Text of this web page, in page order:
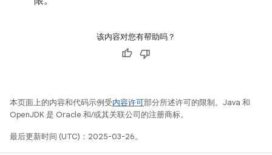
该内容对您有帮助吗？
本页面上的内容和代码示例受内容许可部分所述许可的限制。Java 和
OpenJDK 是 Oracle 和/或其关联公司的注册商标。
最后更新时间 (UTC)：2025-03-26。